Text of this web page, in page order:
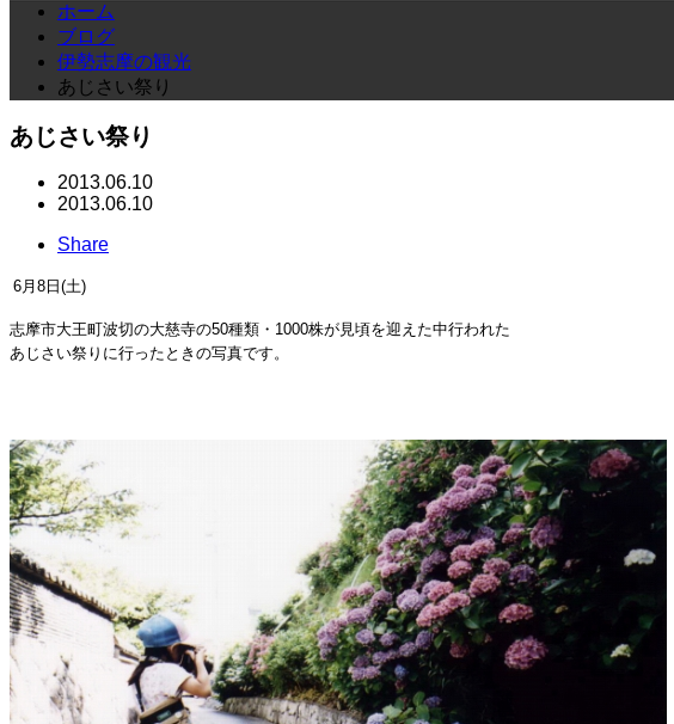
ホーム
ブログ
伊勢志摩の観光
あじさい祭り
あじさい祭り
2013.06.10
2013.06.10
Share
6月8日(土)
志摩市大王町波切の大慈寺の50種類・1000株が見頃を迎えた中行われた
あじさい祭りに行ったときの写真です。